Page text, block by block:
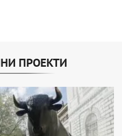
ПРОЕКТИ